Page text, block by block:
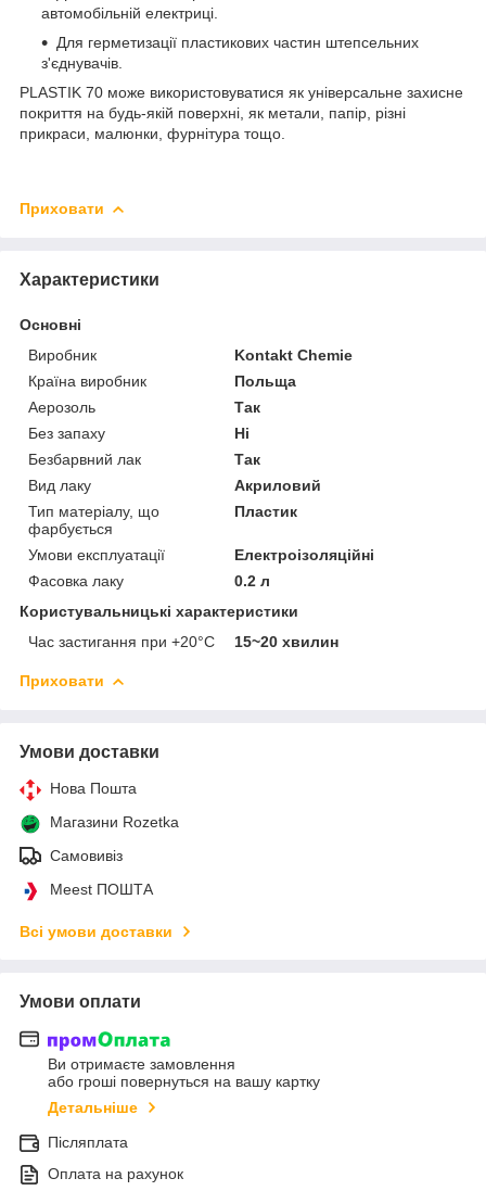
автомобільній електриці.
Для герметизації пластикових частин штепсельних
з'єднувачів.
PLASTIK 70 може використовуватися як універсальне захисне
покриття на будь-якій поверхні, як метали, папір, різні
прикраси, малюнки, фурнітура тощо.
Приховати
Характеристики
Основні
Виробник
Kontakt Chemie
Країна виробник
Польща
Аерозоль
Так
Без запаху
Ні
Безбарвний лак
Так
Вид лаку
Акриловий
Тип матеріалу, що
фарбується
Пластик
Умови експлуатації
Електроізоляційні
Фасовка лаку
0.2 л
Користувальницькі характеристики
Час застигання при +20°С
15~20 хвилин
Приховати
Умови доставки
Нова Пошта
Магазини Rozetka
Самовивіз
Meest ПОШТА
Всі умови доставки
Умови оплати
Ви отримаєте замовлення
або гроші повернуться на вашу картку
Детальніше
Післяплата
Оплата на рахунок